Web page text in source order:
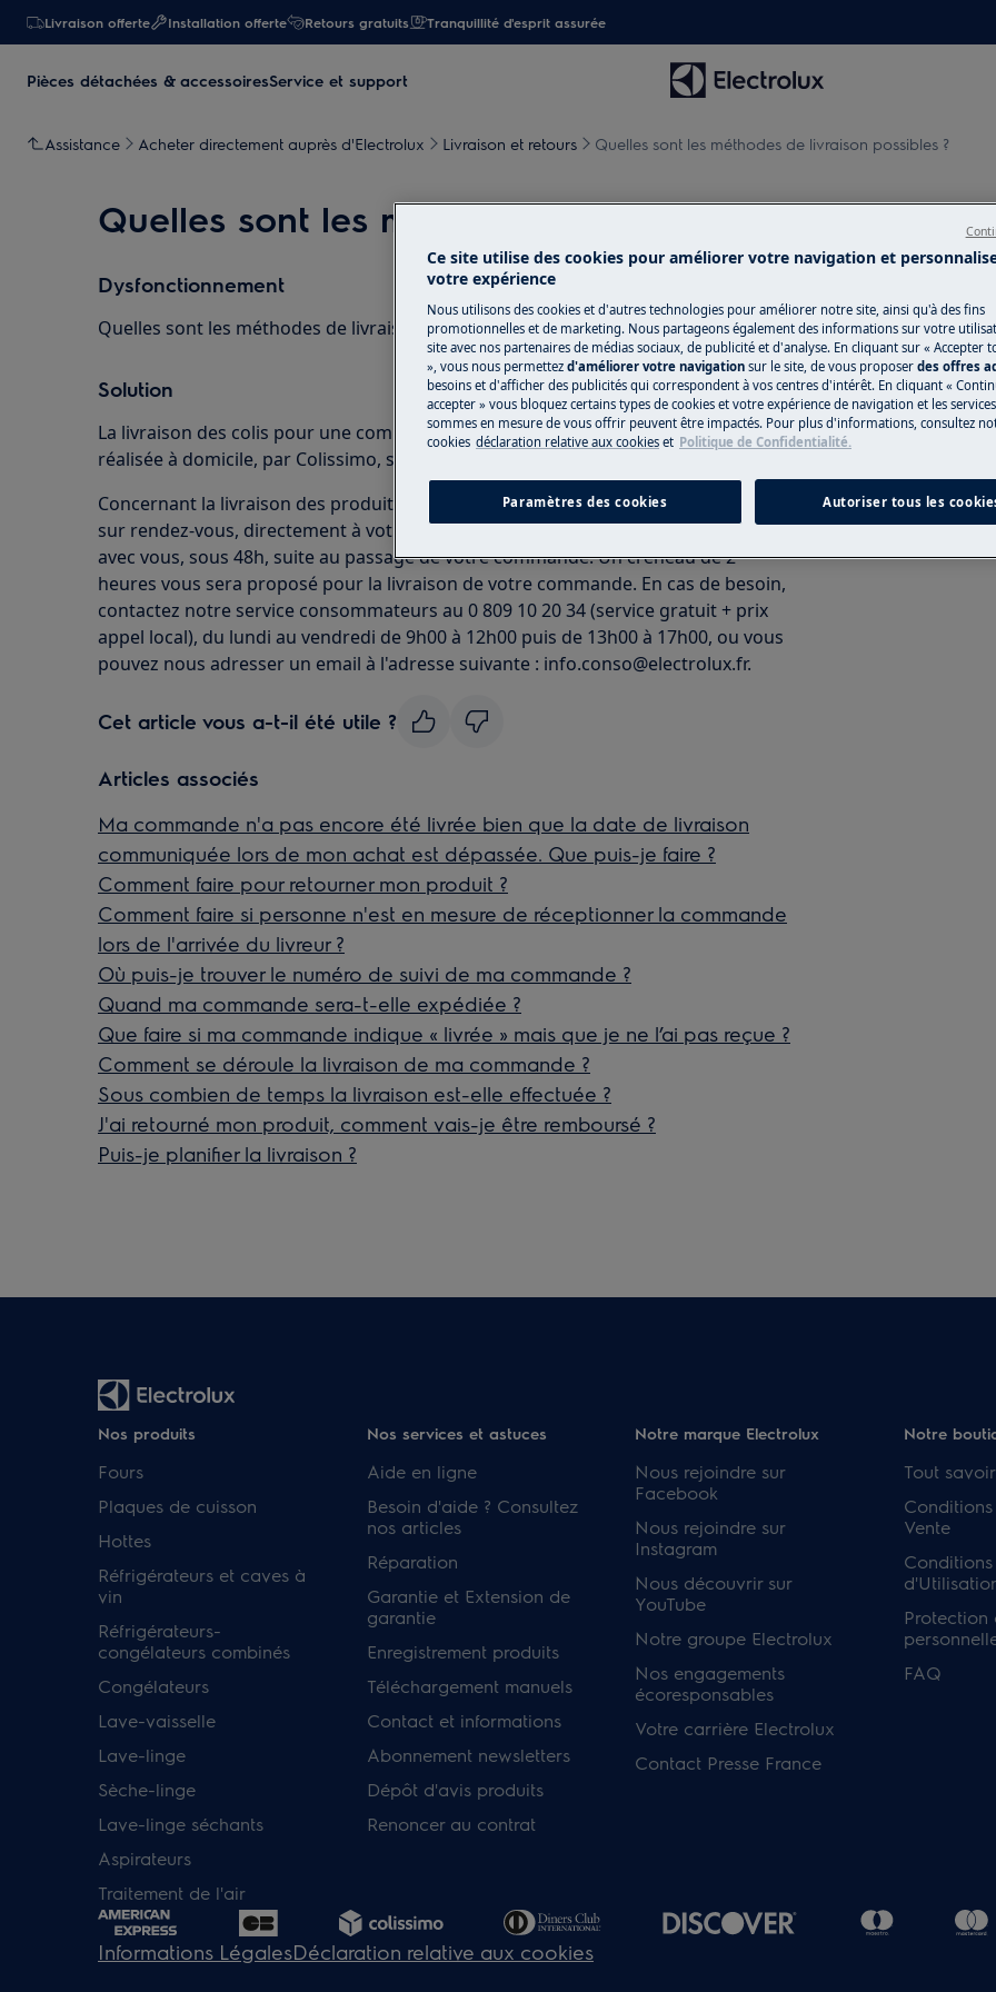
Livraison offerte Installation offerte Retours gratuits Tranquillité d'esprit assurée
Pièces détachées & accessoiresService et support
Assistance Acheter directement auprès d'Electrolux Livraison et retours Quelles sont les méthodes de livraison possibles ?
Quelles sont les méthodes de livraison possibles ?
Dysfonctionnement
Quelles sont les méthodes de livraison possibles ?
Solution
La livraison des colis pour une commande de produit petit électroménager est
réalisée à domicile, par Colissimo, sans rendez-vous du lundi au samedi.
Concernant la livraison des produits de gros électroménager, celle-ci est réalisée
sur rendez-vous, directement à votre domicile. Notre prestataire prendra contact
avec vous, sous 48h, suite au passage de votre commande. Un créneau de 2
heures vous sera proposé pour la livraison de votre commande. En cas de besoin,
contactez notre service consommateurs au 0 809 10 20 34 (service gratuit + prix
appel local), du lundi au vendredi de 9h00 à 12h00 puis de 13h00 à 17h00, ou vous
pouvez nous adresser un email à l'adresse suivante : info.conso@electrolux.fr.
Cet article vous a-t-il été utile ?
Articles associés
Ma commande n'a pas encore été livrée bien que la date de livraison
communiquée lors de mon achat est dépassée. Que puis-je faire ?
Comment faire pour retourner mon produit ?
Comment faire si personne n'est en mesure de réceptionner la commande
lors de l'arrivée du livreur ?
Où puis-je trouver le numéro de suivi de ma commande ?
Quand ma commande sera-t-elle expédiée ?
Que faire si ma commande indique « livrée » mais que je ne l’ai pas reçue ?
Comment se déroule la livraison de ma commande ?
Sous combien de temps la livraison est-elle effectuée ?
J'ai retourné mon produit, comment vais-je être remboursé ?
Puis-je planifier la livraison ?
Nos produits
Fours
Plaques de cuisson
Hottes
Réfrigérateurs et caves à
vin
Réfrigérateurs-
congélateurs combinés
Congélateurs
Lave-vaisselle
Lave-linge
Sèche-linge
Lave-linge séchants
Aspirateurs
Traitement de l'air
Nos services et astuces
Aide en ligne
Besoin d'aide ? Consultez
nos articles
Réparation
Garantie et Extension de
garantie
Enregistrement produits
Téléchargement manuels
Contact et informations
Abonnement newsletters
Dépôt d'avis produits
Renoncer au contrat
Notre marque Electrolux
Nous rejoindre sur
Facebook
Nous rejoindre sur
Instagram
Nous découvrir sur
YouTube
Notre groupe Electrolux
Nos engagements
écoresponsables
Votre carrière Electrolux
Contact Presse France
Notre
Tout
Vente
Protection
FAQ
Informations LégalesDéclaration relative aux cookies
Ce site utilise des cookies pour améliorer votre navigation et
votre expérience
Nous utilisons des cookies et d'autres technologies pour améliorer notre site, ainsi qu'à des fins
promotionnelles et de marketing. Nous partageons également des informations sur votre
site avec nos partenaires de médias sociaux, de publicité et d'analyse. En cliquant sur « Accepter
», vous nous permettez d'améliorer votre navigation sur le site, de vous proposer des offres
besoins et d'afficher des publicités qui correspondent à vos centres d'intérêt. En cliquant «
accepter » vous bloquez certains types de cookies et votre expérience de navigation et les
sommes en mesure de vous offrir peuvent être impactés. Pour plus d'informations, consultez
cookies déclaration relative aux cookies et Politique de Confidentialité.
Paramètres des cookies Autoriser tous les